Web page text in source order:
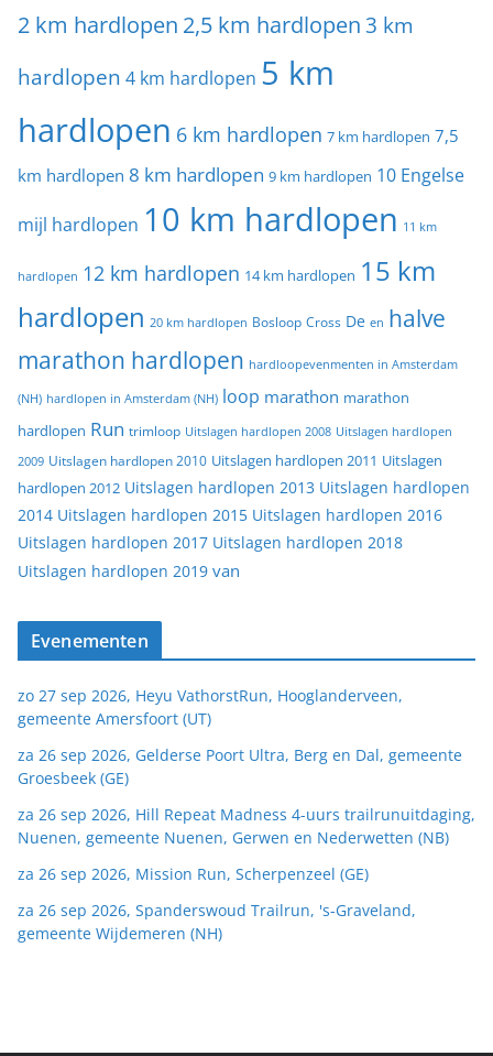
2 km hardlopen 2,5 km hardlopen 3 km
hardlopen 4 km hardlopen 5 km
hardlopen 6 km hardlopen 7 km hardlopen 7,5
km hardlopen 8 km hardlopen 9 km hardlopen 10 Engelse
mijl hardlopen 10 km hardlopen 11 km
hardlopen 12 km hardlopen 14 km hardlopen 15 km
hardlopen 20 km hardlopen Bosloop Cross De en halve
marathon hardlopen hardloopevenmenten in Amsterdam
(NH) hardlopen in Amsterdam (NH) loop marathon marathon
hardlopen Run trimloop Uitslagen hardlopen 2008 Uitslagen hardlopen
2009 Uitslagen hardlopen 2010 Uitslagen hardlopen 2011 Uitslagen
hardlopen 2012 Uitslagen hardlopen 2013 Uitslagen hardlopen
2014 Uitslagen hardlopen 2015 Uitslagen hardlopen 2016
Uitslagen hardlopen 2017 Uitslagen hardlopen 2018
Uitslagen hardlopen 2019 van
Evenementen
zo 27 sep 2026, Heyu VathorstRun, Hooglanderveen,
gemeente Amersfoort (UT)
za 26 sep 2026, Gelderse Poort Ultra, Berg en Dal, gemeente
Groesbeek (GE)
za 26 sep 2026, Hill Repeat Madness 4-uurs trailrunuitdaging,
Nuenen, gemeente Nuenen, Gerwen en Nederwetten (NB)
za 26 sep 2026, Mission Run, Scherpenzeel (GE)
za 26 sep 2026, Spanderswoud Trailrun, 's-Graveland,
gemeente Wijdemeren (NH)